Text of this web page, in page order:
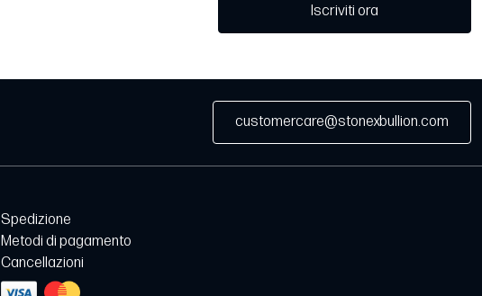
Iscriviti ora
customercare@stonexbullion.com
Spedizione
Metodi di pagamento
Cancellazioni